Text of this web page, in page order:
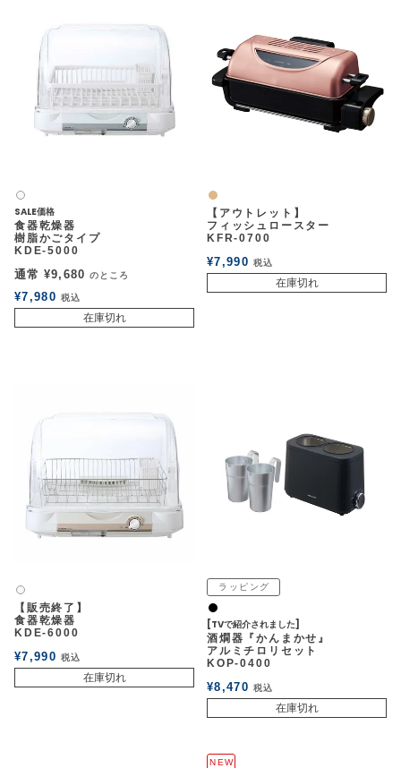
白2
SALE価格
食器乾燥器
樹脂かごタイプ
KDE-5000
通常 ¥9,680 のところ
¥7,980 税込
在庫切れ
ナチュラル
【アウトレット】
フィッシュロースター
KFR-0700
¥7,990 税込
在庫切れ
白2
【販売終了】
食器乾燥器
KDE-6000
¥7,990 税込
在庫切れ
ラッピング
黒
[TVで紹介されました]
酒燗器『かんまかせ』
アルミチロリセット
KOP-0400
¥8,470 税込
在庫切れ
NEW